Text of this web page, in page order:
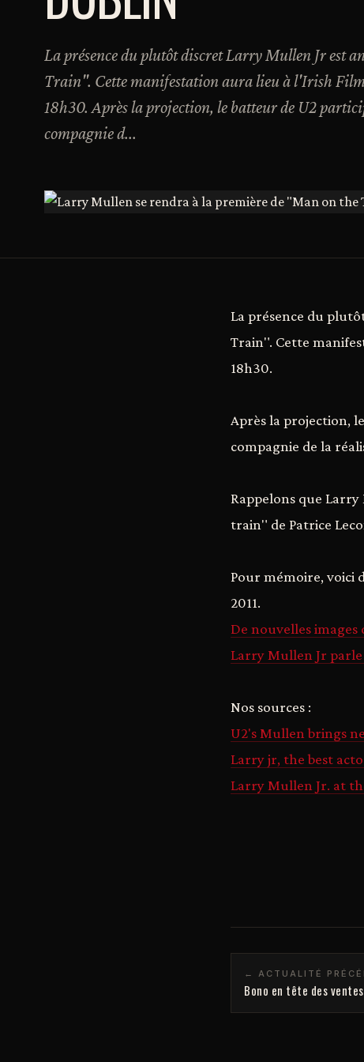
La présence du plutôt discret Larry Mullen Jr est
Train". Cette manifestation aura lieu à l'Irish
18h30. Après la projection, le batteur de U2
compagnie d...
La présence du
Train". Cette
18h30.
Après la projection,
compagnie de la
Rappelons que
train" de Patrice
Pour mémoire, voici
2011.
De nouvelles
Larry Mullen Jr
Nos sources :
U2's Mullen brings
Larry jr, the best
Larry Mullen Jr. at
← ACTUALITÉ
Bono en tête des